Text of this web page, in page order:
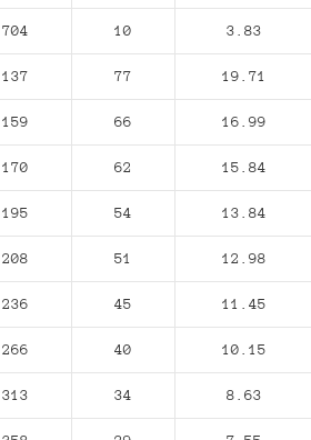
704 10 3.83
137 77 19.71
159 66 16.99
170 62 15.84
195 54 13.84
208 51 12.98
236 45 11.45
266 40 10.15
313 34 8.63